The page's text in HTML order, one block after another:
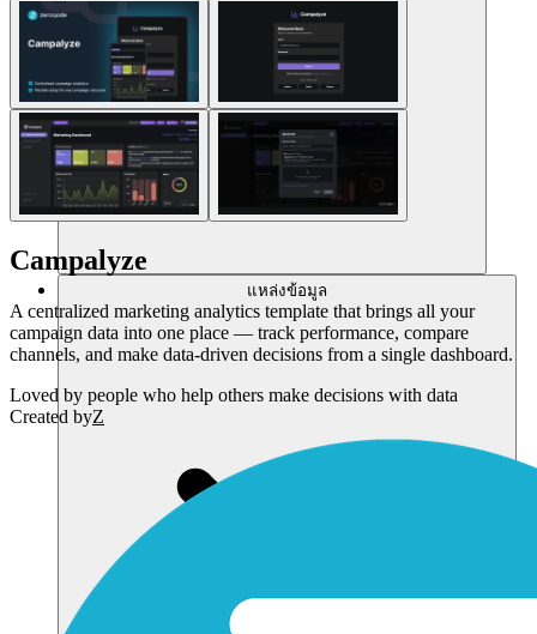
แหล่งข้อมูล
Campalyze
A centralized marketing analytics template that brings all your
campaign data into one place — track performance, compare
channels, and make data-driven decisions from a single dashboard.
Loved by people who help others make decisions with data
Created byZ